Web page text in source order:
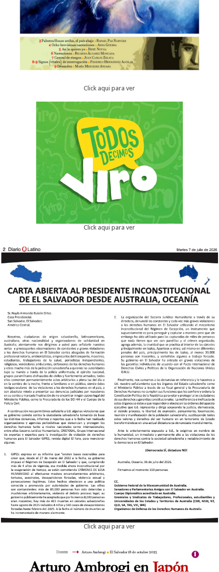
Click aqui para ver
Click aqui para ver
Click aqui para ver